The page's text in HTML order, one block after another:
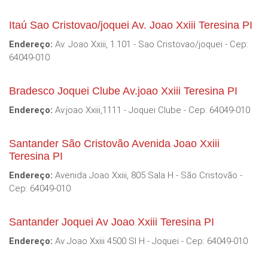
Itaú Sao Cristovao/joquei Av. Joao Xxiii Teresina PI
Endereço: Av. Joao Xxiii, 1.101 - Sao Cristovao/joquei - Cep:
64049-010
Bradesco Joquei Clube Av.joao Xxiii Teresina PI
Endereço: Av.joao Xxiii,1111 - Joquei Clube - Cep: 64049-010
Santander São Cristovão Avenida Joao Xxiii
Teresina PI
Endereço: Avenida Joao Xxiii, 805 Sala H - São Cristovão -
Cep: 64049-010
Santander Joquei Av Joao Xxiii Teresina PI
Endereço: Av Joao Xxiii 4500 Sl H - Joquei - Cep: 64049-010